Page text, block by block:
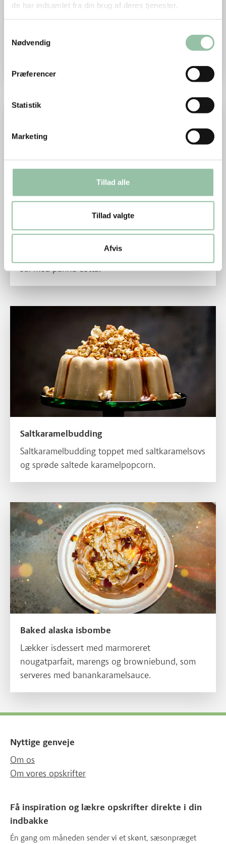
de har indsamlet fra din brug af deres tjenester.
Nødvendig
Præferencer
Statistik
Marketing
Tillad alle
Tillad valgte
Afvis
Lækker cremet cheesecake med blåbær-smag og
Læs mere om Muhallebi - dessert
stil med panna cotta.
Saltkaramelbudding
Saltkaramelbudding toppet med saltkaramelsovs
og sprøde saltede karamelpopcorn.
Læs mere om Baked alaska isbombe
Baked alaska isbombe
Lækker isdessert med marmoreret
nougatparfait, marengs og browniebund, som
serveres med banankaramelsauce.
Nyttige genveje
Om os
Om vores opskrifter
Få inspiration og lækre opskrifter direkte i din
indbakke
Én gang om måneden sender vi et skønt, sæsonpræget